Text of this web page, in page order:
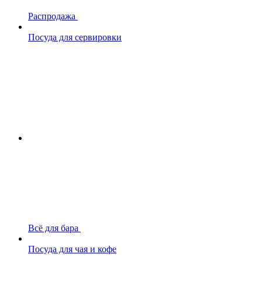
Распродажа
Посуда для сервировки
Всё для бара
Посуда для чая и кофе